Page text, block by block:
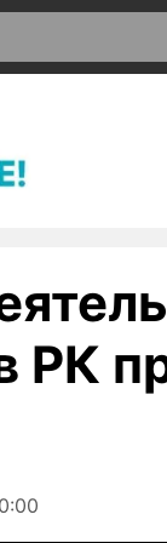
РК